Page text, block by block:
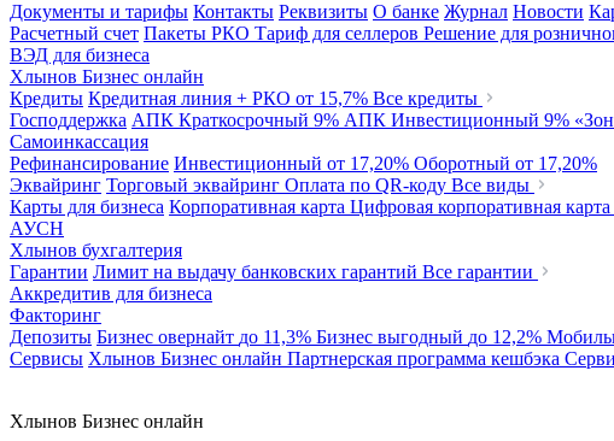
Документы и тарифы Контакты Реквизиты О банке Журнал Новости
Расчетный счет Пакеты РКО Тариф для селлеров Решение для
ВЭД для бизнеса
Хлынов Бизнес онлайн
Кредиты Кредитная линия + РКО от 15,7% Все кредиты
Господдержка АПК Краткосрочный 9% АПК Инвестиционный 9%
Самоинкассация
Рефинансирование Инвестиционный от 17,20% Оборотный от 17,20%
Эквайринг Торговый эквайринг Оплата по QR-коду Все виды
Карты для бизнеса Корпоративная карта Цифровая корпоративная карта
АУСН
Хлынов бухгалтерия
Гарантии Лимит на выдачу банковских гарантий Все гарантии
Аккредитив для бизнеса
Факторинг
Депозиты Бизнес овернайт до 11,3% Бизнес выгодный до 12,2%
Сервисы Хлынов Бизнес онлайн Партнерская программа кешбэка
Хлынов Бизнес онлайн